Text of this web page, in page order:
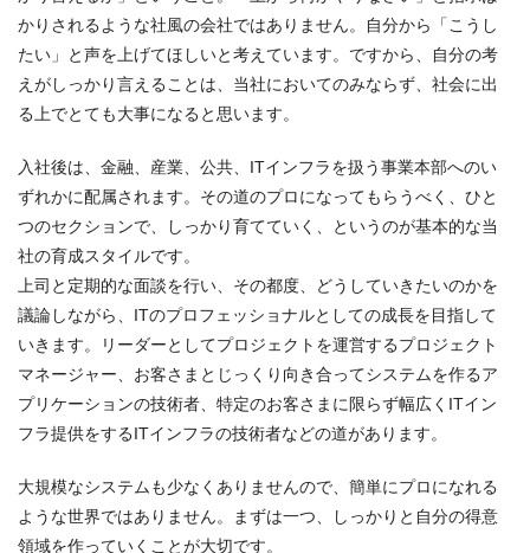
かりされるような社風の会社ではありません。自分から「こうし
たい」と声を上げてほしいと考えています。ですから、自分の考
えがしっかり言えることは、当社においてのみならず、社会に出
る上でとても大事になると思います。
入社後は、金融、産業、公共、ITインフラを扱う事業本部へのい
ずれかに配属されます。その道のプロになってもらうべく、ひと
つのセクションで、しっかり育てていく、というのが基本的な当
社の育成スタイルです。
上司と定期的な面談を行い、その都度、どうしていきたいのかを
議論しながら、ITのプロフェッショナルとしての成長を目指して
いきます。リーダーとしてプロジェクトを運営するプロジェクト
マネージャー、お客さまとじっくり向き合ってシステムを作るア
プリケーションの技術者、特定のお客さまに限らず幅広くITイン
フラ提供をするITインフラの技術者などの道があります。
大規模なシステムも少なくありませんので、簡単にプロになれる
ような世界ではありません。まずは一つ、しっかりと自分の得意
領域を作っていくことが大切です。